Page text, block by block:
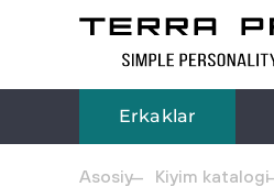
Erkaklar
Asosiy Kiyim katalogi